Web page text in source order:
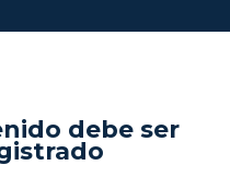
debe ser